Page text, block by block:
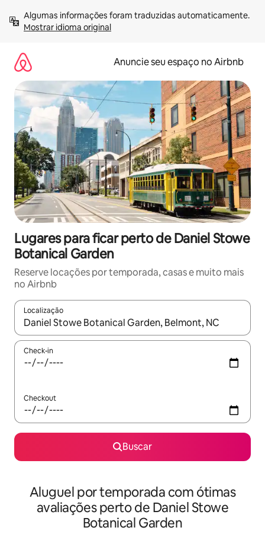
para
Mostrar idioma original
Anuncie seu espaço no Airbnb
Lugares para ficar perto de Daniel Stowe
Botanical Garden
Reserve locações por temporada, casas e muito mais
no Airbnb
Localização
Quando os resultados estiverem disponíveis, explore-os
Check-in
Checkout
Buscar
Aluguel por temporada com ótimas
avaliações perto de Daniel Stowe
Botanical Garden